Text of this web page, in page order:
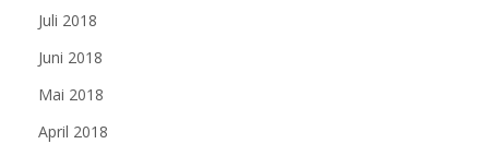
Juli 2018
Juni 2018
Mai 2018
April 2018